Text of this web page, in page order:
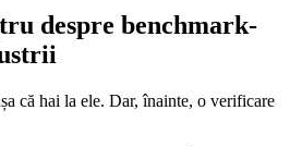
despre benchmark-
că hai la ele. Dar, înainte, o verificare